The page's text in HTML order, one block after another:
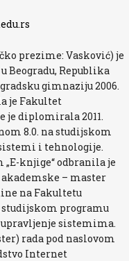
prezime: Vasković) je
Beogradu, Republika
gimnaziju 2006.
je Fakultet
je diplomirala 2011.
8.0. na studijskom
i tehnologije.
knjige“ odbranila je
akademske – master
na Fakultetu
programu
sistemima.
rada pod naslovom
Internet